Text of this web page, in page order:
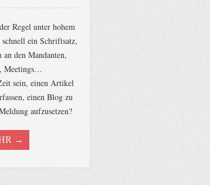
Regel unter hohem
ein Schriftsatz,
den Mandanten,
Meetings…
sein, einen Artikel
einen Blog zu
aufzusetzen?
→